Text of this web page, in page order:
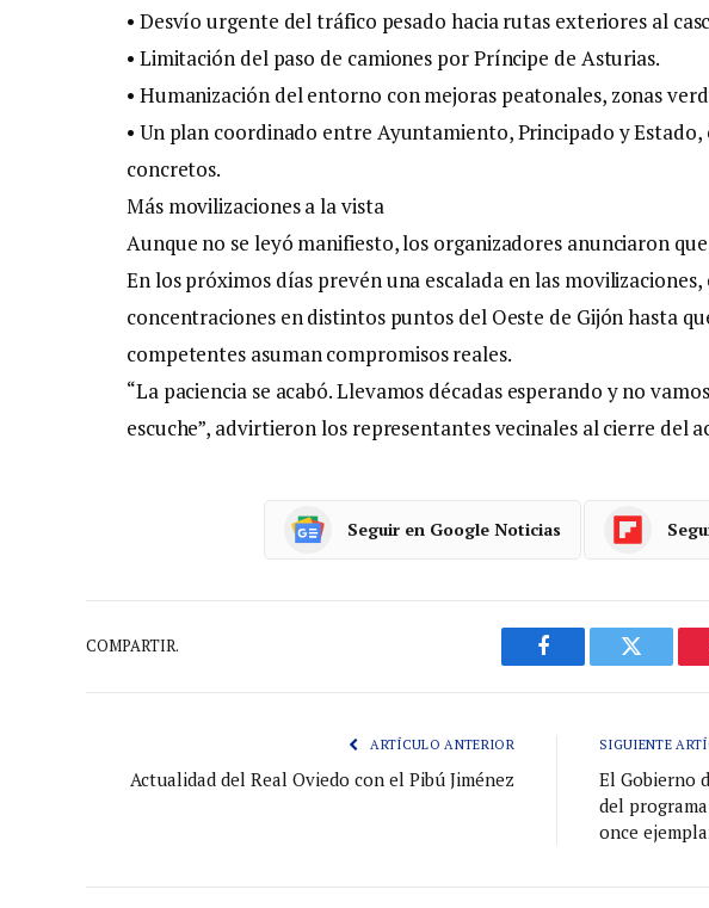
• Desvío urgente del tráfico pesado hacia rutas exteriores al
• Limitación del paso de camiones por Príncipe de Asturias.
• Humanización del entorno con mejoras peatonales, zonas
• Un plan coordinado entre Ayuntamiento, Principado y
concretos.
Más movilizaciones a la vista
Aunque no se leyó manifiesto, los organizadores anunciaron
En los próximos días prevén una escalada en las
concentraciones en distintos puntos del Oeste de Gijón hasta
competentes asuman compromisos reales.
“La paciencia se acabó. Llevamos décadas esperando y no
escuche”, advirtieron los representantes vecinales al cierre del
Seguir en Google Noticias
COMPARTIR.
Facebook Gorjeo
ARTÍCULO ANTERIOR
Actualidad del Real Oviedo con el Pibú Jiménez
SIGUIENTE
El Gobierno
del
once